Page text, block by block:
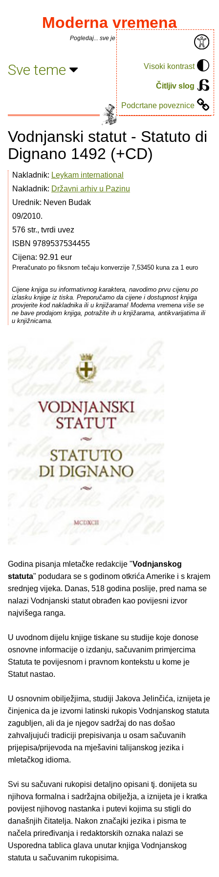
Visoki kontrast
Čitljiv slog
Podcrtane poveznice
Moderna vremena
Pogledaj... sve je puno knjiga.
Sve teme
Vodnjanski statut - Statuto di
Dignano 1492 (+CD)
Nakladnik: Leykam international
Nakladnik: Državni arhiv u Pazinu
Urednik: Neven Budak
09/2010.
576 str., tvrdi uvez
ISBN 9789537534455
Cijena: 92.91 eur
Preračunato po fiksnom tečaju konverzije 7,53450 kuna za 1 euro
Cijene knjiga su informativnog karaktera, navodimo prvu cijenu po
izlasku knjige iz tiska. Preporučamo da cijene i dostupnost knjiga
provjerite kod nakladnika ili u knjižarama! Moderna vremena više se
ne bave prodajom knjiga, potražite ih u knjižarama, antikvarijatima ili
u knjižnicama.
Godina pisanja mletačke redakcije "Vodnjanskog
statuta" podudara se s godinom otkrića Amerike i s krajem
srednjeg vijeka. Danas, 518 godina poslije, pred nama se
nalazi Vodnjanski statut obrađen kao povijesni izvor
najvišega ranga.
U uvodnom dijelu knjige tiskane su studije koje donose
osnovne informacije o izdanju, sačuvanim primjercima
Statuta te povijesnom i pravnom kontekstu u kome je
Statut nastao.
U osnovnim obilježjima, studiji Jakova Jelinčića, iznijeta je
činjenica da je izvorni latinski rukopis Vodnjanskog statuta
zagubljen, ali da je njegov sadržaj do nas došao
zahvaljujući tradiciji prepisivanja u osam sačuvanih
prijepisa/prijevoda na mješavini talijanskog jezika i
mletačkog idioma.
Svi su sačuvani rukopisi detaljno opisani tj. donijeta su
njihova formalna i sadržajna obilježja, a iznijeta je i kratka
povijest njihovog nastanka i putevi kojima su stigli do
današnjih čitatelja. Nakon značajki jezika i pisma te
načela priređivanja i redaktorskih oznaka nalazi se
Usporedna tablica glava unutar knjiga Vodnjanskog
statuta u sačuvanim rukopisima.